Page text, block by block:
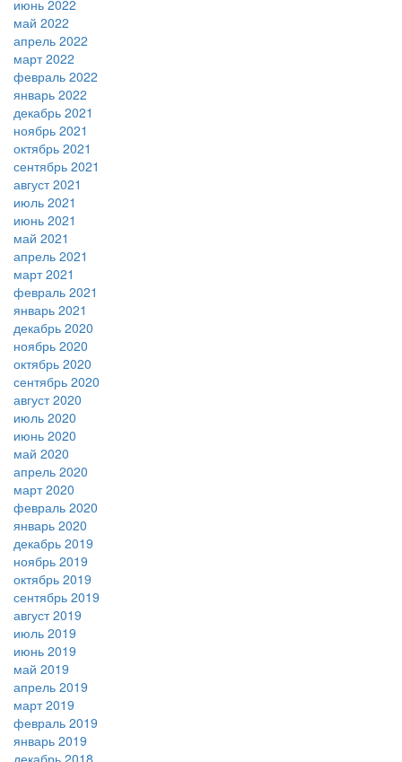
июнь 2022
май 2022
апрель 2022
март 2022
февраль 2022
январь 2022
декабрь 2021
ноябрь 2021
октябрь 2021
сентябрь 2021
август 2021
июль 2021
июнь 2021
май 2021
апрель 2021
март 2021
февраль 2021
январь 2021
декабрь 2020
ноябрь 2020
октябрь 2020
сентябрь 2020
август 2020
июль 2020
июнь 2020
май 2020
апрель 2020
март 2020
февраль 2020
январь 2020
декабрь 2019
ноябрь 2019
октябрь 2019
сентябрь 2019
август 2019
июль 2019
июнь 2019
май 2019
апрель 2019
март 2019
февраль 2019
январь 2019